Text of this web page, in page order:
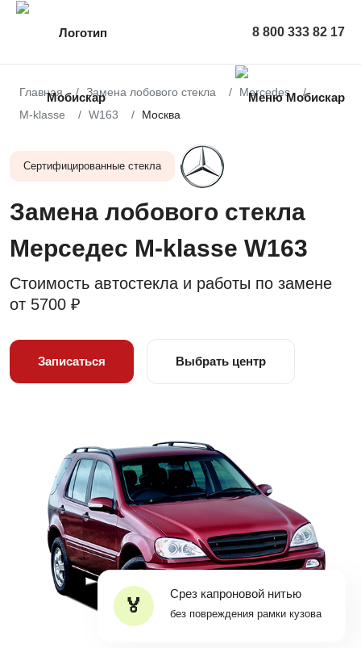
8 800 333 82 17
Главная Замена лобового стекла
Mercedes
M-klasse
W163 Москва
Сертифицированные стекла
Замена лобового стекла
Мерседес M-klasse W163
Стоимость автостекла и работы по замене
от 5700 ₽
Записаться Выбрать центр
Срез капроновой нитью
без повреждения рамки кузова